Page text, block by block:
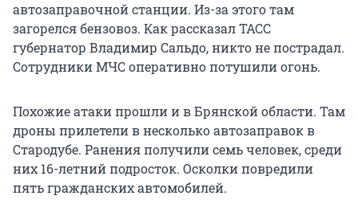
автозаправочной станции. Из-за этого там
загорелся бензовоз. Как рассказал ТАСС
губернатор Владимир Сальдо, никто не пострадал.
Сотрудники МЧС оперативно потушили огонь.
Похожие атаки прошли и в Брянской области. Там
дроны прилетели в несколько автозаправок в
Стародубе. Ранения получили семь человек, среди
них 16-летнийподросток. Осколки повредили
пять гражданских автомобилей.